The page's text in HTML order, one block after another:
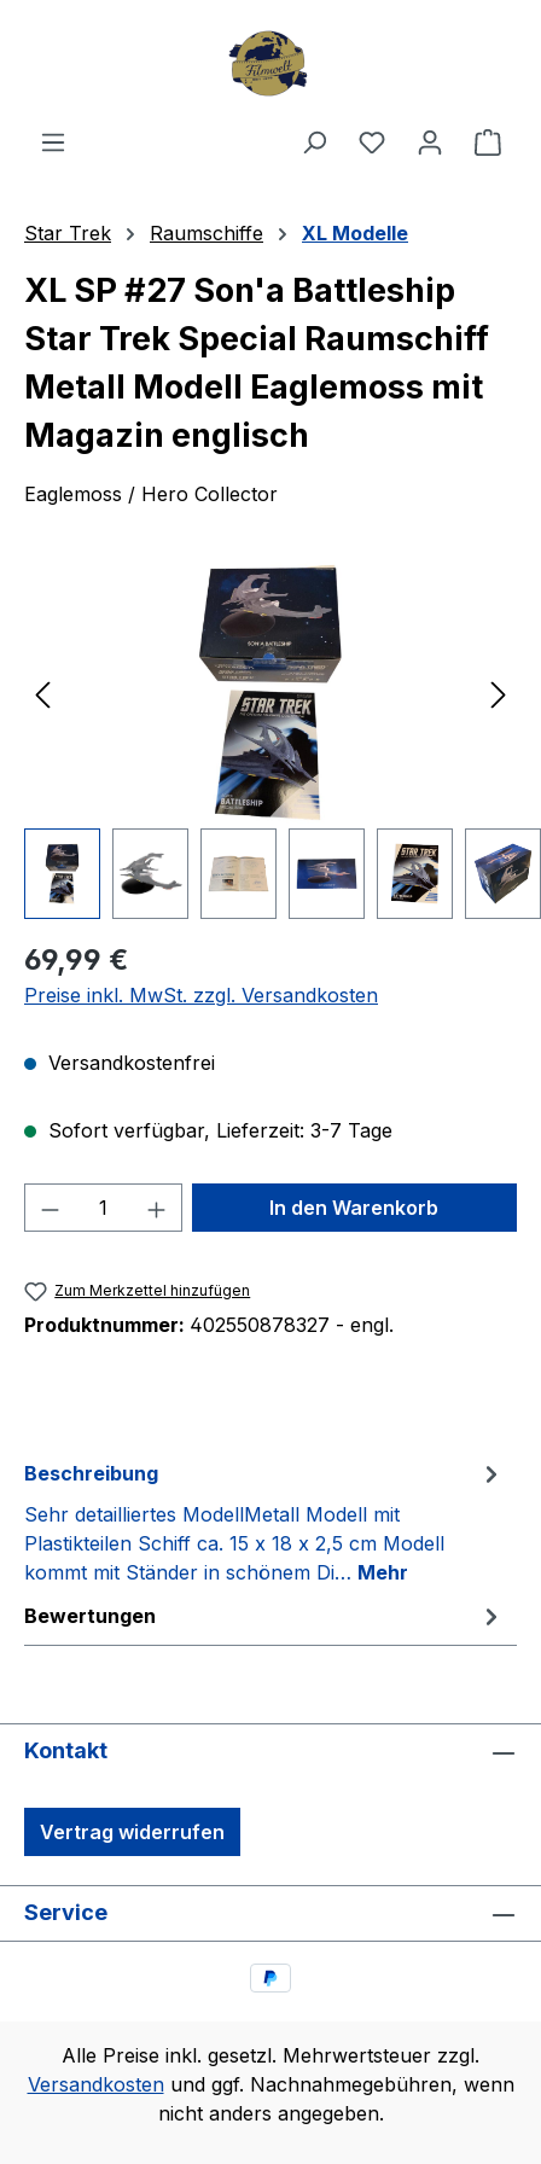
Du hast 0
Star Trek Raumschiffe XL Modelle
XL SP #27 Son'a Battleship
Star Trek Special Raumschiff
Metall Modell Eaglemoss mit
Magazin englisch
Eaglemoss / Hero Collector
Regulärer Preis:
69,99 €
Preise inkl. MwSt. zzgl. Versandkosten
Versandkostenfrei
Sofort verfügbar, Lieferzeit: 3-7 Tage
Produkt Anzahl: Gib denIn den Warenkorb
Zum Merkzettel hinzufügen
Produktnummer: 402550878327 - engl.
Beschreibung
Sehr detailliertes ModellMetall Modell mit
Plastikteilen Schiff ca. 15 x 18 x 2,5 cm Modell
kommt mit Ständer in schönem Di… Mehr
Bewertungen
Kontakt
Vertrag widerrufen
Service
Alle Preise inkl. gesetzl. Mehrwertsteuer zzgl.
Versandkostenund ggf. Nachnahmegebühren, wenn
nicht anders angegeben.